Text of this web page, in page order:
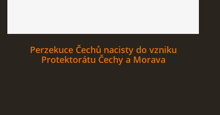
Perzekuce Čechů nacisty do vzniku
Protektorátu Čechy a Morava